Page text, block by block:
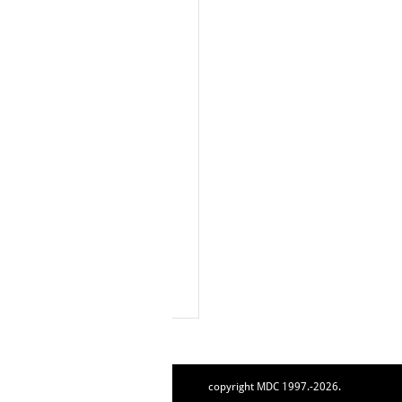
copyright MDC 1997.-2026.